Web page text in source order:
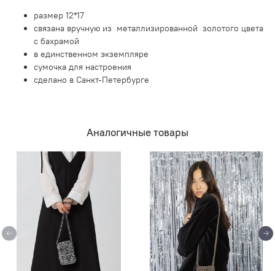
размер 12*17
связана вручную из металлизированной золотого цвета
с бахрамой
в единственном экземпляре
сумочка для настроения
сделано в Санкт-Петербурге
Аналогичные товары